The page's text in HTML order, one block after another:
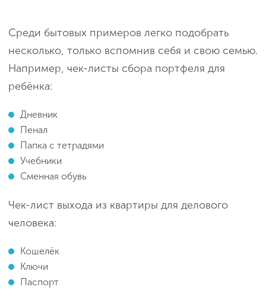
Среди бытовых примеров легко подобрать
несколько, только вспомнив себя и свою семью.
Например, чек-листы сбора портфеля для
ребёнка:
Дневник
Пенал
Папка с тетрадями
Учебники
Сменная обувь
Чек-лист выхода из квартиры для делового
человека:
Кошелёк
Ключи
Паспорт